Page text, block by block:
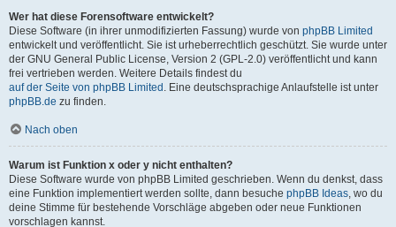
Wer hat diese Forensoftware entwickelt?
Diese Software (in ihrer unmodifizierten Fassung) wurde von phpBB Limited
entwickelt und veröffentlicht. Sie ist urheberrechtlich geschützt. Sie wurde unter
der GNU General Public License, Version 2 (GPL-2.0) veröffentlicht und kann
frei vertrieben werden. Weitere Details findest du
auf der Seite von phpBB Limited . Eine deutschsprachige Anlaufstelle ist unter
phpBB.de zu finden.
Nach oben
Warum ist Funktion x oder y nicht enthalten?
Diese Software wurde von phpBB Limited geschrieben. Wenn du denkst, dass
eine Funktion implementiert werden sollte, dann besuche phpBB Ideas, wo du
deine Stimme für bestehende Vorschläge abgeben oder neue Funktionen
vorschlagen kannst.